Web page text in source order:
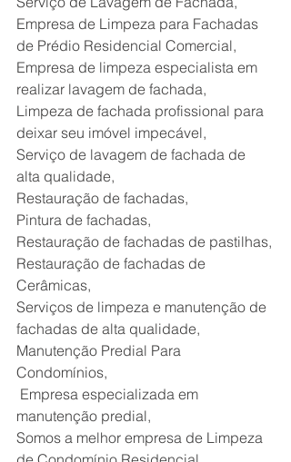
Empresa de Limpeza para Fachadas
de Prédio Residencial Comercial,
Empresa de limpeza especialista em
realizar lavagem de fachada,
Limpeza de fachada profissional para
deixar seu imóvel impecável,
Serviço de lavagem de fachada de
alta qualidade,
Restauração de fachadas,
Pintura de fachadas,
Restauração de fachadas de pastilhas,
Restauração de fachadas de
Cerâmicas,
Serviços de limpeza e manutenção de
fachadas de alta qualidade,
Manutenção Predial Para
Condomínios,
manutenção predial,
Somos a melhor empresa de Limpeza